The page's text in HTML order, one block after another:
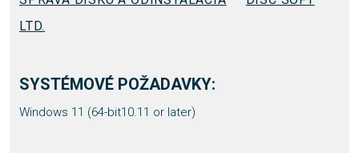
LTD.
SYSTÉMOVÉ POŽADAVKY:
Windows 11 (64-bit10.11 or later)